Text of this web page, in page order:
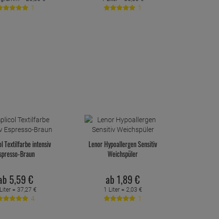
1 1
Textilfarbe intensiv
Braun
5,59 €
= 37,27 €
4
Lenor Hypoallergen Sensitiv
Weichspüler
ab 1,89 €
1 Liter = 2,03 €
1